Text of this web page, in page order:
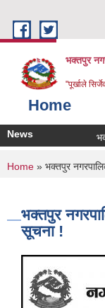
भक्तपुर
"पूर्खाले
Home
News
You are
Home » भक्तपुर
भक्तपुर
सूचना !